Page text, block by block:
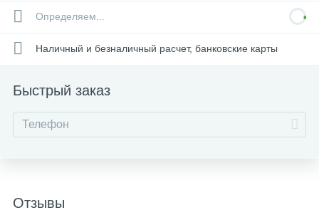
Определяем...
Наличный и безналичный расчет, банковские карты
Быстрый заказ
Отзывы